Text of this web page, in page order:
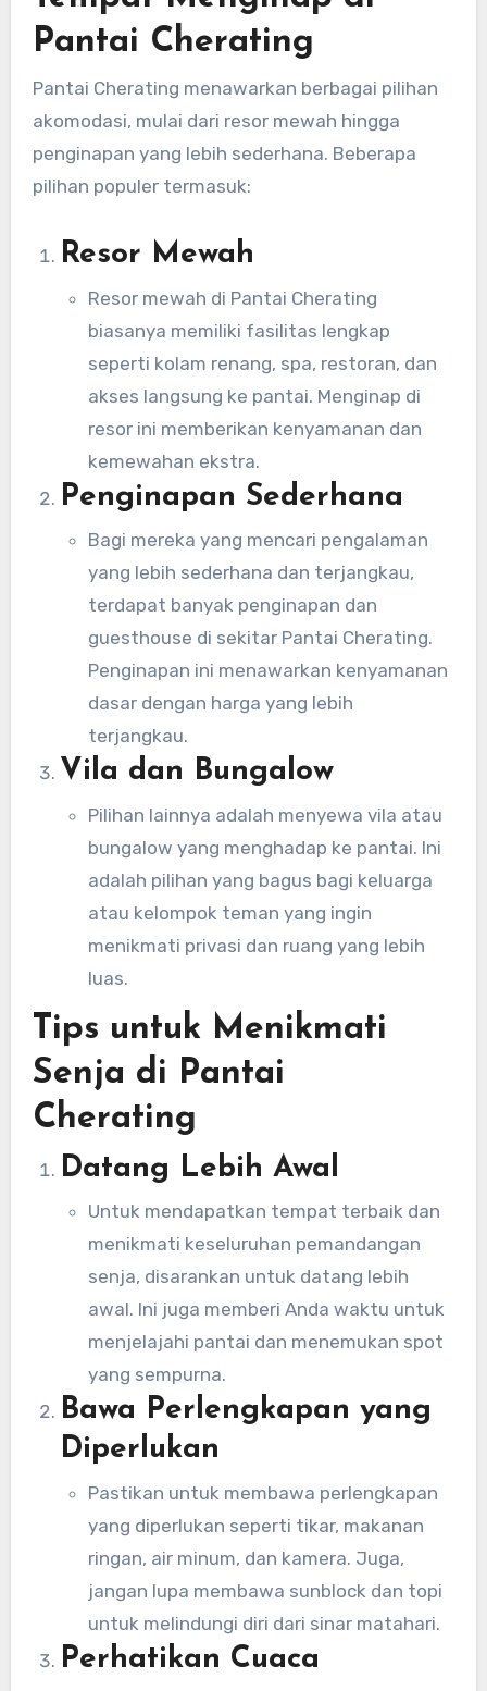
Pantai Cherating
Pantai Cherating menawarkan berbagai pilihan
akomodasi, mulai dari resor mewah hingga
penginapan yang lebih sederhana. Beberapa
pilihan populer termasuk:
Resor Mewah
Resor mewah di Pantai Cherating
biasanya memiliki fasilitas lengkap
seperti kolam renang, spa, restoran, dan
akses langsung ke pantai. Menginap di
resor ini memberikan kenyamanan dan
kemewahan ekstra.
Penginapan Sederhana
Bagi mereka yang mencari pengalaman
yang lebih sederhana dan terjangkau,
terdapat banyak penginapan dan
guesthouse di sekitar Pantai Cherating.
Penginapan ini menawarkan kenyamanan
dasar dengan harga yang lebih
terjangkau.
Vila dan Bungalow
Pilihan lainnya adalah menyewa vila atau
bungalow yang menghadap ke pantai. Ini
adalah pilihan yang bagus bagi keluarga
atau kelompok teman yang ingin
menikmati privasi dan ruang yang lebih
luas.
Tips untuk Menikmati
Senja di Pantai
Cherating
Datang Lebih Awal
Untuk mendapatkan tempat terbaik dan
menikmati keseluruhan pemandangan
senja, disarankan untuk datang lebih
awal. Ini juga memberi Anda waktu untuk
menjelajahi pantai dan menemukan spot
yang sempurna.
Bawa Perlengkapan yang
Diperlukan
Pastikan untuk membawa perlengkapan
yang diperlukan seperti tikar, makanan
ringan, air minum, dan kamera. Juga,
jangan lupa membawa sunblock dan topi
untuk melindungi diri dari sinar matahari.
Perhatikan Cuaca